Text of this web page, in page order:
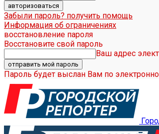
Забыли пароль? получить помощь
Информация об ограничениях
восстановление пароля
Восстановите свой пароль
Ваш адрес
Пароль будет выслан Вам по